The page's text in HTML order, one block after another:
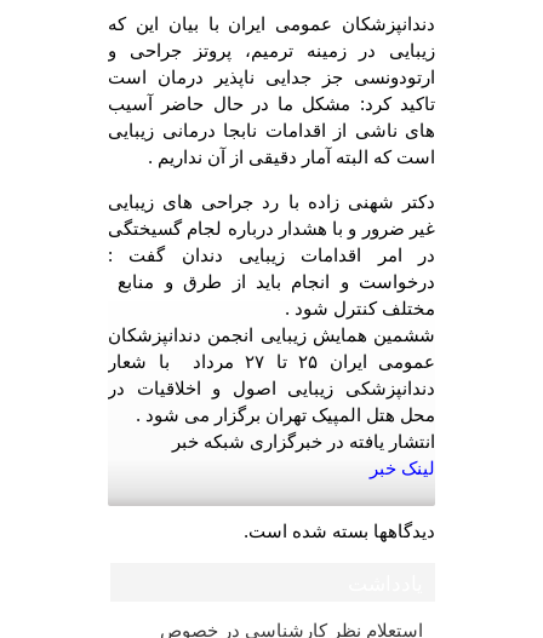
دندانپزشکان عمومی ایران با بیان این که
زیبایی در زمینه ترمیم، پروتز جراحی و
ارتودونسی جز جدایی ناپذیر درمان است
تاکید کرد: مشکل ما در حال حاضر آسیب
های ناشی از اقدامات نابجا درمانی زیبایی
است که البته آمار دقیقی از آن نداریم .
دکتر شهنی زاده با رد جراحی های زیبایی
غیر ضرور و با هشدار درباره لجام گسیختگی
در امر اقدامات زیبایی دندان گفت :
درخواست و انجام باید از طرق و منابع
مختلف کنترل شود .
ششمین همایش زیبایی انجمن دندانپزشکان
عمومی ایران ۲۵ تا ۲۷ مرداد با شعار
دندانپزشکی زیبایی اصول و اخلاقیات در
محل هتل المپیک تهران برگزار می شود .
انتشار یافته در خبرگزاری شبکه خبر
لینک خبر
دیدگاهها بسته شده است.
استعلام نظر کارشناسی در خصوص